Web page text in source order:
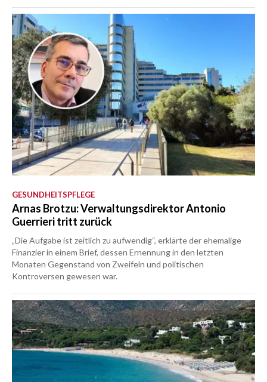
GESUNDHEITSPFLEGE
Arnas Brotzu: Verwaltungsdirektor Antonio
Guerrieri tritt zurück
„Die Aufgabe ist zeitlich zu aufwendig“, erklärte der ehemalige
Finanzier in einem Brief, dessen Ernennung in den letzten
Monaten Gegenstand von Zweifeln und politischen
Kontroversen gewesen war.